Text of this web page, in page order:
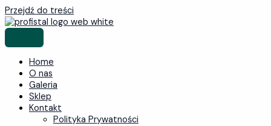
Przejdź do treści
Home
O nas
Galeria
Sklep
Kontakt
Polityka Prywatności